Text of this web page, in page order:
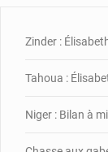
Zinder :
Tahoua :
Niger : Bilan à